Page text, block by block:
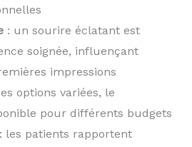
: un sourire éclatant est
soignée, influençant
impressions
options variées, le
pour différents budgets
: les patients rapportent